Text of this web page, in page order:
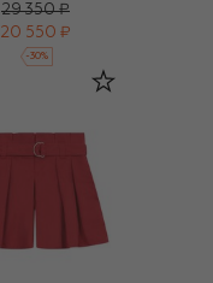
29 350 ₽
20 550 ₽
-30%